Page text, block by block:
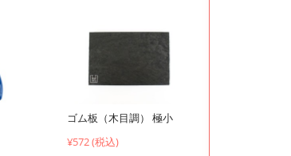
ゴム板（木目調） 極小
¥572 (税込)